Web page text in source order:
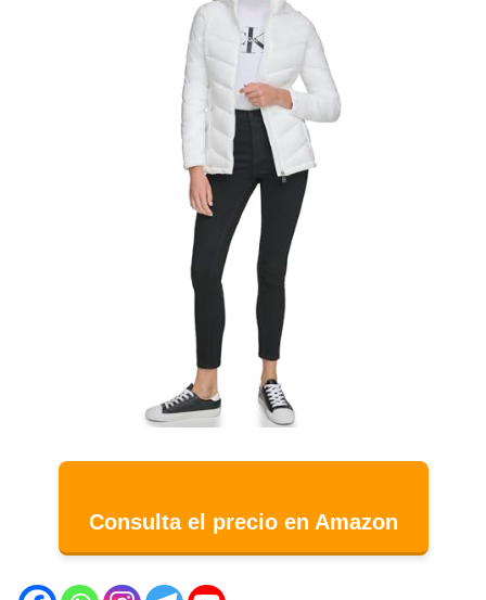
Consulta el precio en Amazon